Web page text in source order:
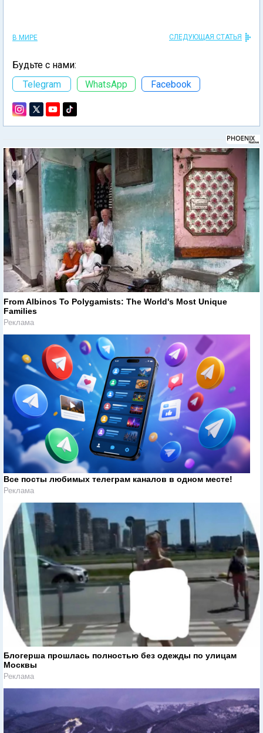
В МИРЕ СЛЕДУЮЩАЯ СТАТЬЯ
Будьте с нами:
Telegram
WhatsApp Facebook
From Albinos To Polygamists: The World's Most Unique
Families
Реклама
Все посты любимых телеграм каналов в одном месте!
Реклама
Блогерша прошлась полностью без одежды по улицам
Москвы
Реклама